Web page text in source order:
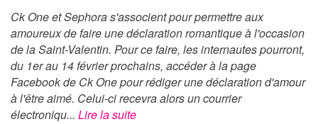
Ck One et Sephora s'associent pour permettre aux
amoureux de faire une déclaration romantique à l'occasion
de la Saint-Valentin. Pour ce faire, les internautes pourront,
du 1er au 14 février prochains, accéder à la page
Facebook de Ck One pour rédiger une déclaration d'amour
à l'être aimé. Celui-ci recevra alors un courrier
électroniqu... Lire la suite